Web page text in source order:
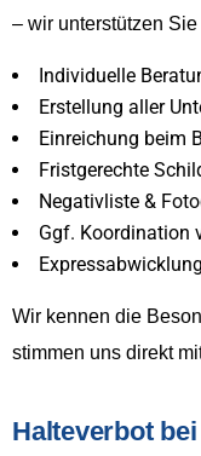
– wir unterstützen
Individuelle
Erstellung aller
Einreichung beim
Fristgerechte
Negativliste &
Ggf. Koordination
Wir kennen die
stimmen uns direkt
Halteverbot